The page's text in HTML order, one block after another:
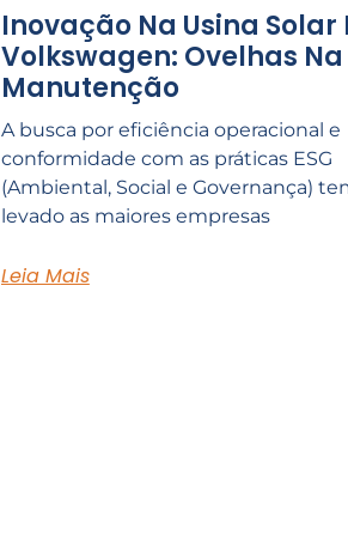
Inovação Na Usina Solar
Volkswagen: Ovelhas Na
Manutenção
A busca por eficiência operacional e
conformidade com as práticas ESG
(Ambiental, Social e Governança)
levado as maiores empresas
Leia Mais